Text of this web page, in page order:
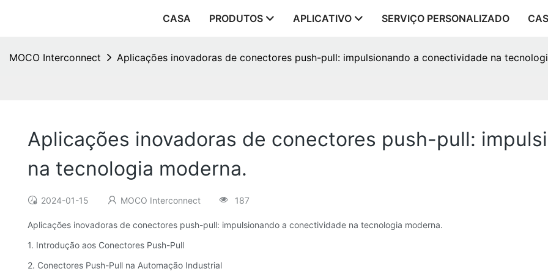
CASA PRODUTOS APLICATIVO SERVIÇO PERSONALIZADO
MOCO Interconnect Aplicações inovadoras de conectores push-pull: impulsionando a conectividade na
Aplicações inovadoras de conectores push-pull:
na tecnologia moderna.
2024-01-15 MOCO Interconnect 187
Aplicações inovadoras de conectores push-pull: impulsionando a conectividade na tecnologia moderna.
1. Introdução aos Conectores Push-Pull
2. Conectores Push-Pull na Automação Industrial